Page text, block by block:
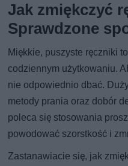
Jak zmiękczyć
Sprawdzone
Miękkie, puszyste ręczniki
codziennym użytkowaniu.
nie odpowiednio dbać.
metody prania oraz dobór
poleca się stosowania
powodować szorstkość i
Zastanawiacie się, jak